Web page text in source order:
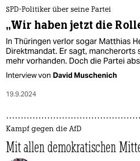
SPD-Politiker über seine Partei
„Wir haben jetzt die
In Thüringen verlor sogar Matthias
Direktmandat. Er sagt, mancherorts
mehr vorhanden. Doch die Partei
Interview von David Muschenich
19.9.2024
Kampf gegen die AfD
Mit allen demokratischen